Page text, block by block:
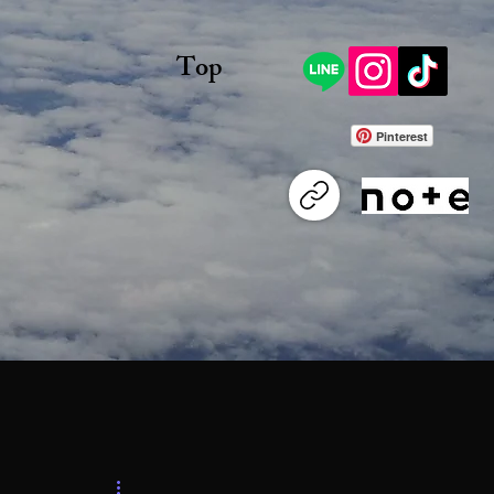
Top
Pinterest